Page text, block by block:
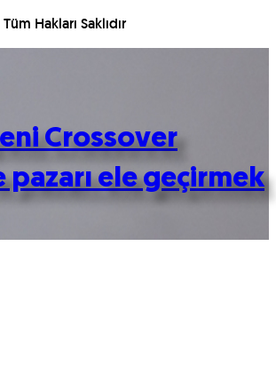
Hakları Saklıdır
Crossover
pazarı ele geçirmek